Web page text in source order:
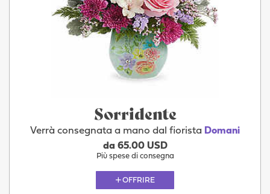
Sorridente
Verrà consegnata a mano dal fiorista Domani
da 65.00 USD
Più spese di consegna
OFFRIRE